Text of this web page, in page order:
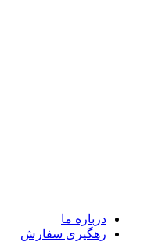
درباره ما
رهگیری سفارش